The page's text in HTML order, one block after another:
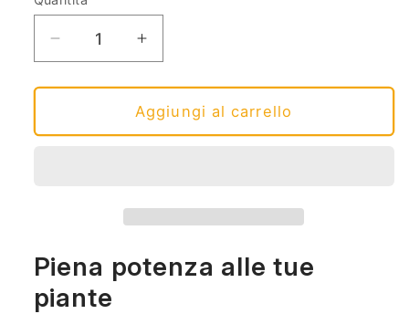
Diminuisci
quantità
per
Aumenta
quantità
per
Asteria
Aggiungi al carrello
Piena potenza alle tue
piante